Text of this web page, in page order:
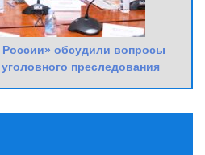
обсудили вопросы
преследования